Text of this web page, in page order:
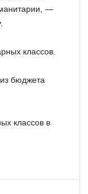
—
классов.
бюджета
классов в